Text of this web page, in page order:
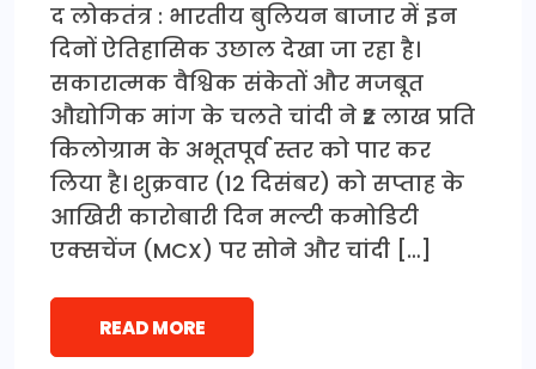
द लोकतंत्र : भारतीय बुलियन बाजार में इन
दिनों ऐतिहासिक उछाल देखा जा रहा है।
सकारात्मक वैश्विक संकेतों और मजबूत
औद्योगिक मांग के चलते चांदी ने ₹2 लाख प्रति
किलोग्राम के अभूतपूर्व स्तर को पार कर
लिया है। शुक्रवार (12 दिसंबर) को सप्ताह के
आखिरी कारोबारी दिन मल्टी कमोडिटी
एक्सचेंज (MCX) पर सोने और चांदी […]
READ MORE